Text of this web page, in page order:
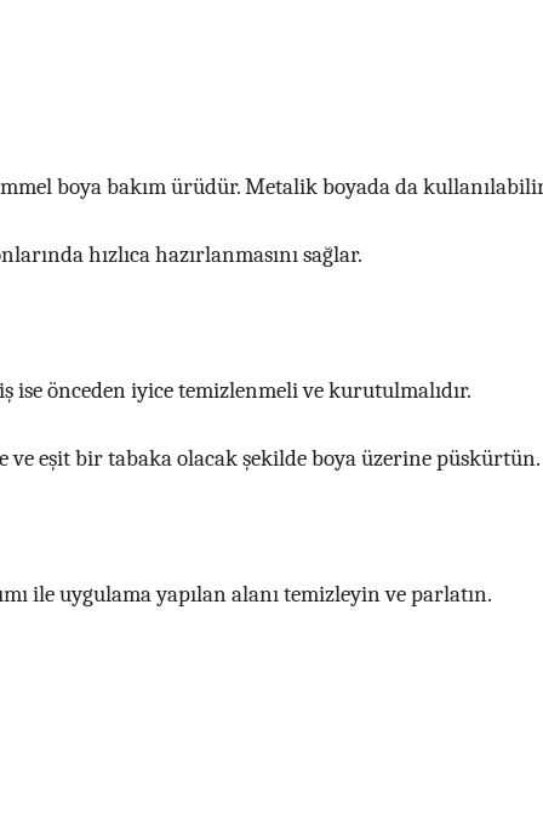
boya bakım ürüdür. Metalik boyada da
hızlıca hazırlanmasını sağlar.
ise önceden iyice temizlenmeli ve kurutulmalıdır.
ve eşit bir tabaka olacak şekilde boya üzerine püskürtün.
ile uygulama yapılan alanı temizleyin ve parlatın.